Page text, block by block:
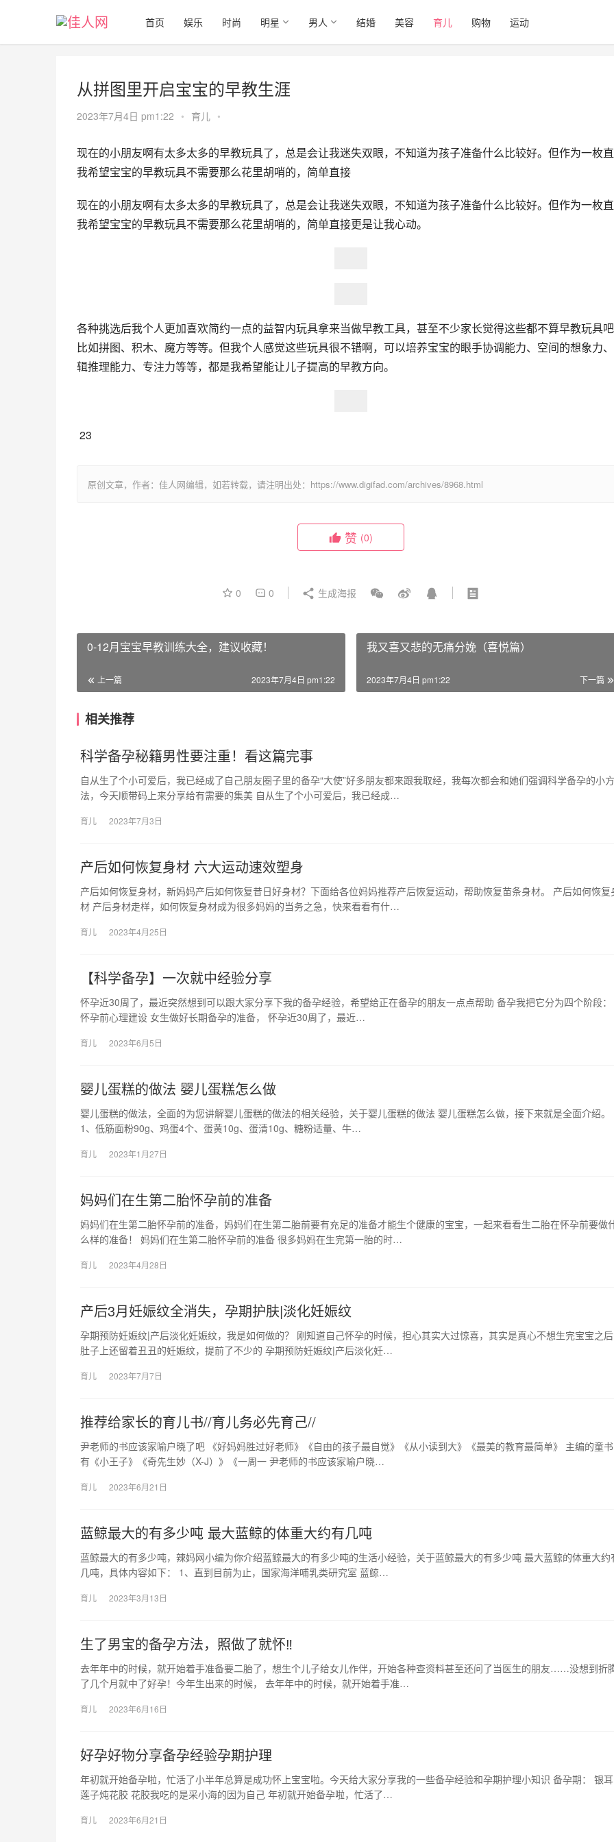
首页 娱乐 时尚 明星 男人 结婚 美容 育儿 购物 运动
从拼图里开启宝宝的早教生涯
2023年7月4日 pm1:22 • 育儿 •
现在的小朋友啊有太多太多的早教玩具了，总是会让我迷失双眼，不知道为孩子准备什么比较好。但作为一枚
我希望宝宝的早教玩具不需要那么花里胡哨的，简单直接
现在的小朋友啊有太多太多的早教玩具了，总是会让我迷失双眼，不知道为孩子准备什么比较好。但作为一枚
我希望宝宝的早教玩具不需要那么花里胡哨的，简单直接更是让我心动。
各种挑选后我个人更加喜欢简约一点的益智内玩具拿来当做早教工具，甚至不少家长觉得这些都不算早教玩具
比如拼图、积木、魔方等等。但我个人感觉这些玩具很不错啊，可以培养宝宝的眼手协调能力、空间的想象力
辑推理能力、专注力等等，都是我希望能让儿子提高的早教方向。
23
原创文章，作者：佳人网编辑，如若转载，请注明出处：https://www.digifad.com/archives/8968.html
赞 (0)
0 0 生成海报
0-12月宝宝早教训练大全，建议收藏！
上一篇 2023年7月4日 pm1:22
我又喜又悲的无痛分娩（喜悦篇）
下一篇
2023年7月4日 pm1:22
相关推荐
科学备孕秘籍男性要注重！看这篇完事
自从生了个小可爱后，我已经成了自己朋友圈子里的备孕“大使”好多朋友都来跟我取经，我每次都会和她们强调科学备孕的小方
法，今天顺带码上来分享给有需要的集美 自从生了个小可爱后，我已经成…
育儿 2023年7月3日
产后如何恢复身材 六大运动速效塑身
产后如何恢复身材，新妈妈产后如何恢复昔日好身材？下面给各位妈妈推荐产后恢复运动，帮助恢复苗条身材。 产后如何恢复
材 产后身材走样，如何恢复身材成为很多妈妈的当务之急，快来看看有什…
育儿 2023年4月25日
【科学备孕】一次就中经验分享
怀孕近30周了，最近突然想到可以跟大家分享下我的备孕经验，希望给正在备孕的朋友一点点帮助 备孕我把它分为四个阶段
怀孕前心理建设 女生做好长期备孕的准备， 怀孕近30周了，最近…
育儿 2023年6月5日
婴儿蛋糕的做法 婴儿蛋糕怎么做
婴儿蛋糕的做法，全面的为您讲解婴儿蛋糕的做法的相关经验，关于婴儿蛋糕的做法 婴儿蛋糕怎么做，接下来就是全面介绍。
1、低筋面粉90g、鸡蛋4个、蛋黄10g、蛋清10g、糖粉适量、牛…
育儿 2023年1月27日
妈妈们在生第二胎怀孕前的准备
妈妈们在生第二胎怀孕前的准备，妈妈们在生第二胎前要有充足的准备才能生个健康的宝宝，一起来看看生二胎在怀孕前要做
么样的准备！ 妈妈们在生第二胎怀孕前的准备 很多妈妈在生完第一胎的时…
育儿 2023年4月28日
产后3月妊娠纹全消失，孕期护肤|淡化妊娠纹
孕期预防妊娠纹|产后淡化妊娠纹，我是如何做的？ 刚知道自己怀孕的时候，担心其实大过惊喜，其实是真心不想生完宝宝之后
肚子上还留着丑丑的妊娠纹，提前了不少的 孕期预防妊娠纹|产后淡化妊…
育儿 2023年7月7日
推荐给家长的育儿书//育儿务必先育己//
尹老师的书应该家喻户晓了吧 《好妈妈胜过好老师》《自由的孩子最自觉》《从小读到大》《最美的教育最简单》 主编的童书
有《小王子》《奇先生妙（X-J）》《一周一 尹老师的书应该家喻户晓…
育儿 2023年6月21日
蓝鲸最大的有多少吨 最大蓝鲸的体重大约有几吨
蓝鲸最大的有多少吨，辣妈网小编为你介绍蓝鲸最大的有多少吨的生活小经验，关于蓝鲸最大的有多少吨 最大蓝鲸的体重大约
几吨，具体内容如下： 1、直到目前为止，国家海洋哺乳类研究室 蓝鲸…
育儿 2023年3月13日
生了男宝的备孕方法，照做了就怀‼
去年年中的时候，就开始着手准备要二胎了，想生个儿子给女儿作伴，开始各种查资料甚至还问了当医生的朋友……没想到折
了几个月就中了好孕！今年生出来的时候， 去年年中的时候，就开始着手准…
育儿 2023年6月16日
好孕好物分享备孕经验孕期护理
年初就开始备孕啦，忙活了小半年总算是成功怀上宝宝啦。今天给大家分享我的一些备孕经验和孕期护理小知识 备孕期： 银耳
莲子炖花胶 花胶我吃的是采小海的因为自己 年初就开始备孕啦，忙活了…
育儿 2023年6月21日